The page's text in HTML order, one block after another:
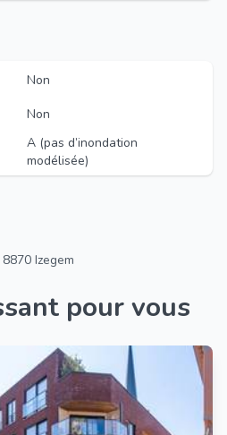
Non
Non
A (pas d’inondation
modélisée)
Izegem
pour vous